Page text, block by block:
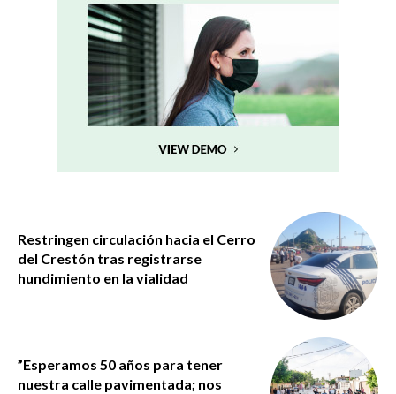
Restringen circulación hacia el Cerro
del Crestón tras registrarse
hundimiento en la vialidad
”Esperamos 50 años para tener
nuestra calle pavimentada; nos